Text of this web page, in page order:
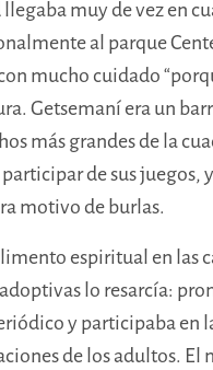
muy de vez en
al parque
mucho cuidado
Getsemaní era un
más grandes de la
de sus juegos,
motivo de burlas.
espiritual en las
lo resarcía:
y participaba en
de los adultos. El